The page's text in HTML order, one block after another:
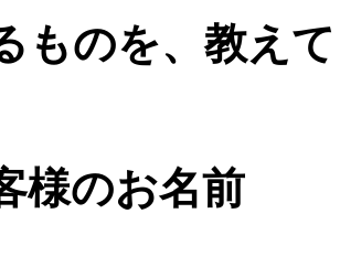
のを、教えて
様のお名前